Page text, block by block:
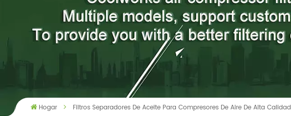
Hogar Filtros Separadores De Aceite Para Compresores De Aire De Alta Calidad